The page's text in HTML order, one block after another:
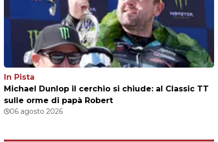
In Pista
Michael Dunlop il cerchio si chiude: al Classic TT
sulle orme di papà Robert
06 agosto 2026